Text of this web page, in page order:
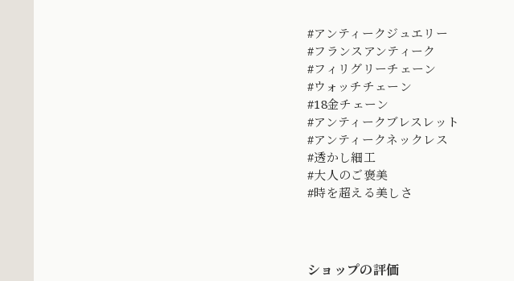
#アンティークジュエリー
#フランスアンティーク
#フィリグリーチェーン
#ウォッチチェーン
#18金チェーン
#アンティークブレスレット
#アンティークネックレス
#透かし細工
#大人のご褒美
#時を超える美しさ
ショップの評価